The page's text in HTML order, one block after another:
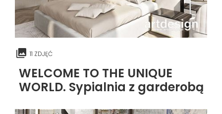
11 ZDJĘĆ
WELCOME TO THE UNIQUE
WORLD. Sypialnia z garderobą